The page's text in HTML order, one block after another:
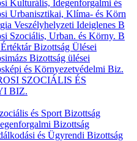
Kulturális, Idegenforgalmi és
Urbanisztikai, Klíma- és Körn
Veszélyhelyzeti Ideiglenes B
Szociális, Urban. és Körny. B
Bizottság Ülései
Bizottság ülései
és Környezetvédelmi Biz.
SZOCIÁLIS ÉS
BIZ.
és Sport Bizottság
Bizottság
és Ügyrendi Bizottság